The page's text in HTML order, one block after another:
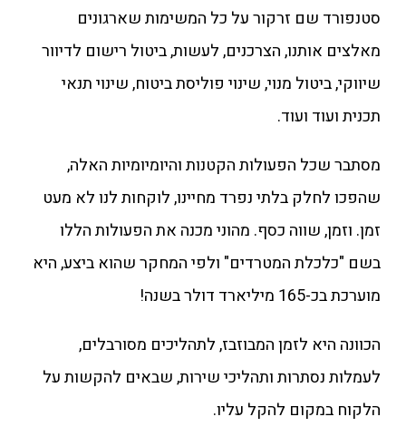
סטנפורד שם זרקור על כל המשימות שארגונים
מאלצים אותנו, הצרכנים, לעשות, ביטול רישום לדיוור
שיווקי, ביטול מנוי, שינוי פוליסת ביטוח, שינוי תנאי
תכנית ועוד ועוד.
מסתבר שכל הפעולות הקטנות והיומיומיות האלה,
שהפכו לחלק בלתי נפרד מחיינו, לוקחות לנו לא מעט
זמן. וזמן, שווה כסף. מהוני מכנה את הפעולות הללו
בשם "כלכלת המטרדים" ולפי המחקר שהוא ביצע, היא
מוערכת בכ-165 מיליארד דולר בשנה!
הכוונה היא לזמן המבוזבז, לתהליכים מסורבלים,
לעמלות נסתרות ותהליכי שירות, שבאים להקשות על
הלקוח במקום להקל עליו.